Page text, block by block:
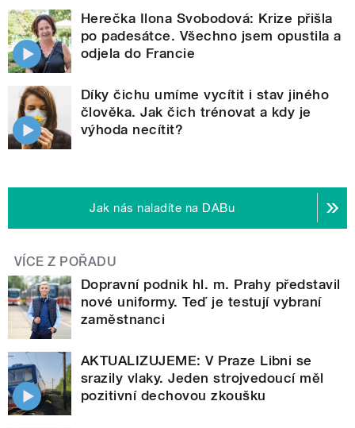
Herečka Ilona Svobodová: Krize přišla
po padesátce. Všechno jsem opustila a
odjela do Francie
Díky čichu umíme vycítit i stav jiného
člověka. Jak čich trénovat a kdy je
výhoda necítit?
Jak nás naladíte na DABu
VÍCE Z POŘADU
Dopravní podnik hl. m. Prahy představil
nové uniformy. Teď je testují vybraní
zaměstnanci
AKTUALIZUJEME: V Praze Libni se
srazily vlaky. Jeden strojvedoucí měl
pozitivní dechovou zkoušku